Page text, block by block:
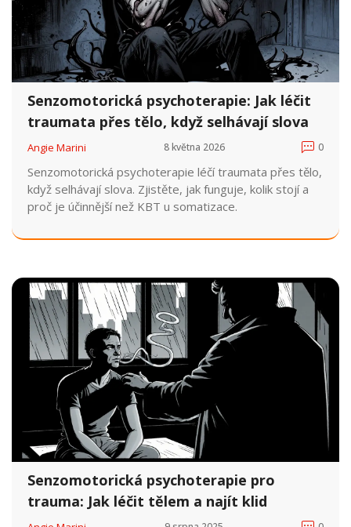
Senzomotorická psychoterapie: Jak léčit
traumata přes tělo, když selhávají slova
Angie Marini 8 května 2026 0
Senzomotorická psychoterapie léčí traumata přes tělo,
když selhávají slova. Zjistěte, jak funguje, kolik stojí a
proč je účinnější než KBT u somatizace.
Senzomotorická psychoterapie pro
trauma: Jak léčit tělem a najít klid